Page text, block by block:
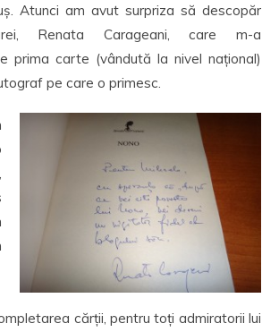
Atunci am avut surpriza să descopăr
Renata Carageani, care m-a
prima carte (vândută la nivel național)
pe care o primesc.
,
cărții, pentru toți admiratorii lui